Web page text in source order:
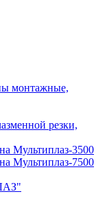
монтажные,
резки,
Мультиплаз-3500
Мультиплаз-7500